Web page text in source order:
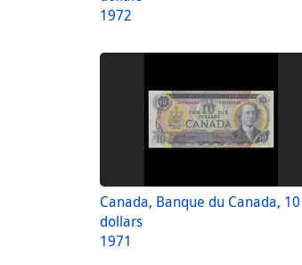
1972
Canada, Banque du Canada, 10
dollars
1971